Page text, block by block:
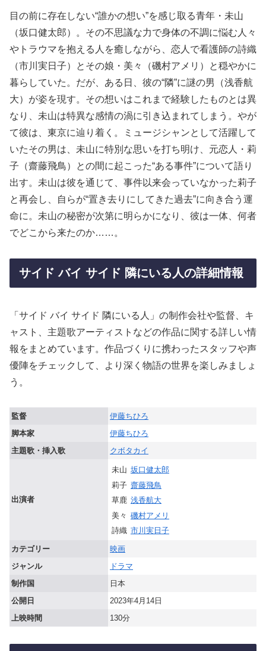
目の前に存在しない“誰かの想い”を感じ取る青年・未山
（坂口健太郎）。その不思議な力で身体の不調に悩む人々
やトラウマを抱える人を癒しながら、恋人で看護師の詩織
（市川実日子）とその娘・美々（磯村アメリ）と穏やかに
暮らしていた。だが、ある日、彼の“隣”に謎の男（浅香航
大）が姿を現す。その想いはこれまで経験したものとは異
なり、未山は特異な感情の渦に引き込まれてしまう。やが
て彼は、東京に辿り着く。ミュージシャンとして活躍して
いたその男は、未山に特別な思いを打ち明け、元恋人・莉
子（齋藤飛鳥）との間に起こった“ある事件”について語り
出す。未山は彼を通じて、事件以来会っていなかった莉子
と再会し、自らが“置き去りにしてきた過去”に向き合う運
命に。未山の秘密が次第に明らかになり、彼は一体、何者
でどこから来たのか……。
サイド バイ サイド 隣にいる人の詳細情報
「サイド バイ サイド 隣にいる人」の制作会社や監督、キ
ャスト、主題歌アーティストなどの作品に関する詳しい情
報をまとめています。作品づくりに携わったスタッフや声
優陣をチェックして、より深く物語の世界を楽しみましょ
う。
監督
伊藤ちひろ
脚本家
伊藤ちひろ
主題歌・挿入歌
クボタカイ
出演者
未山 坂口健太郎
莉子 齋藤飛鳥
草鹿 浅香航大
美々 磯村アメリ
詩織 市川実日子
カテゴリー
映画
ジャンル
ドラマ
制作国
日本
公開日
2023年4月14日
上映時間
130分